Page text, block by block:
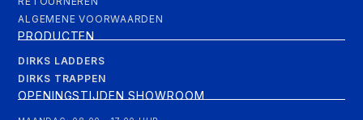
ALGEMENE VOORWAARDEN
PRODUCTEN
DIRKS LADDERS
DIRKS TRAPPEN
OPENINGSTIJDEN SHOWROOM